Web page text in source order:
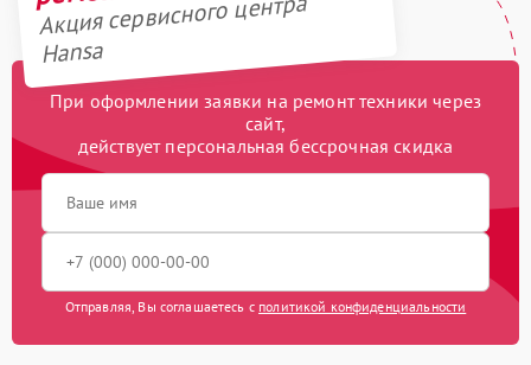
Акция сервисного центра
Hansa
При оформлении заявки на ремонт техники через
сайт,
действует персональная бессрочная скидка
Отправляя, Вы соглашаетесь с политикой конфиденциальности